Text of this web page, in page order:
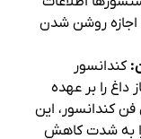
غلطی ارسال کنند، ممکن است ECU اجازه روشن شدن
کندانسور
داغ را بر عهده
فن کندانسور، این
را به شدت کاهش